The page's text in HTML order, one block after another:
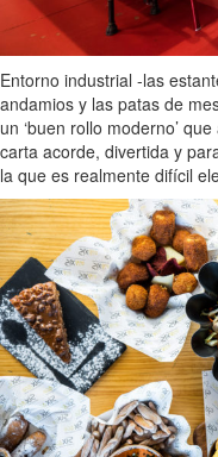
Entorno industrial -las
andamios y las patas de
un ‘buen rollo moderno’
carta acorde, divertida y
la que es realmente difícil